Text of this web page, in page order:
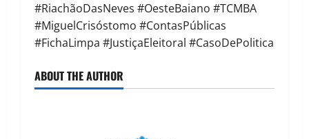
#RiachãoDasNeves #OesteBaiano #TCMBA
#MiguelCrisóstomo #ContasPúblicas
#FichaLimpa #JustiçaEleitoral #CasoDePolitica
ABOUT THE AUTHOR